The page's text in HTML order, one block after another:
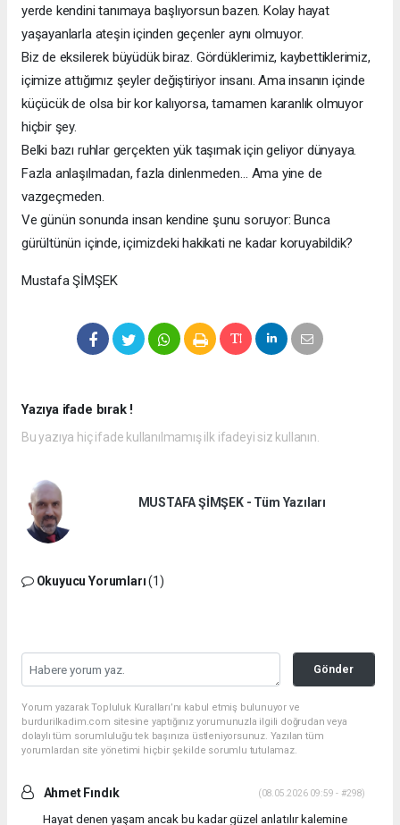
yerde kendini tanımaya başlıyorsun bazen. Kolay hayat
yaşayanlarla ateşin içinden geçenler aynı olmuyor.
Biz de eksilerek büyüdük biraz. Gördüklerimiz, kaybettiklerimiz,
içimize attığımız şeyler değiştiriyor insanı. Ama insanın içinde
küçücük de olsa bir kor kalıyorsa, tamamen karanlık olmuyor
hiçbir şey.
Belki bazı ruhlar gerçekten yük taşımak için geliyor dünyaya.
Fazla anlaşılmadan, fazla dinlenmeden… Ama yine de
vazgeçmeden.
Ve günün sonunda insan kendine şunu soruyor: Bunca
gürültünün içinde, içimizdeki hakikati ne kadar koruyabildik?
Mustafa ŞİMŞEK
Yazıya ifade bırak !
Bu yazıya hiç ifade kullanılmamış ilk ifadeyi siz kullanın.
MUSTAFA ŞİMŞEK - Tüm Yazıları
Okuyucu Yorumları(1)
Gönder
Yorum yazarak Topluluk Kuralları’nı kabul etmiş bulunuyor ve
burdurilkadim.com sitesine yaptığınız yorumunuzla ilgili doğrudan veya
dolaylı tüm sorumluluğu tek başınıza üstleniyorsunuz. Yazılan tüm
yorumlardan site yönetimi hiçbir şekilde sorumlu tutulamaz.
Ahmet Fındık (08.05.2026 09:59 - #298)
Hayat denen yaşam ancak bu kadar güzel anlatılır kalemine